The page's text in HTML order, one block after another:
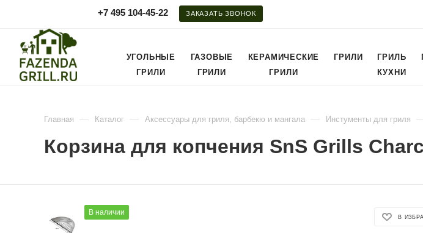
+7 495 104-45-22 ЗАКАЗАТЬ ЗВОНОК
УГОЛЬНЫЕ
ГРИЛИ
ГАЗОВЫЕ
ГРИЛИ
КЕРАМИЧЕСКИЕ
ГРИЛИ
ГРИЛИ
ГРИЛЬ
КУХНИ
Главная — Каталог — Аксессуары для гриля, барбекю и мангала — Инстументы для гриля
Корзина для копчения SnS Grills
В наличии
В